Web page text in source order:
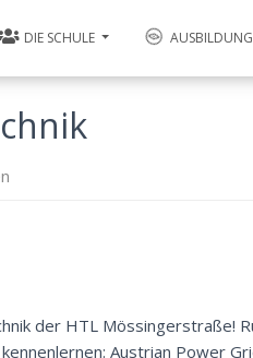
DIE SCHULE AUSBILDUNG
der HTL Mössingerstraße!
Austrian Power